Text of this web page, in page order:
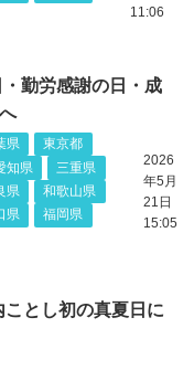
11:06
勤労感謝の日・成
県
東京都
知県
三重県
県
和歌山県
県
福岡県
2026
年5月
21日
15:05
とし初の真夏日に